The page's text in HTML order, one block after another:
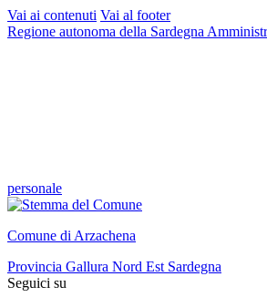
Vai ai contenuti Vai al footer
Regione autonoma della Sardegna
personale
Comune di Arzachena
Provincia Gallura Nord Est Sardegna
Seguici su